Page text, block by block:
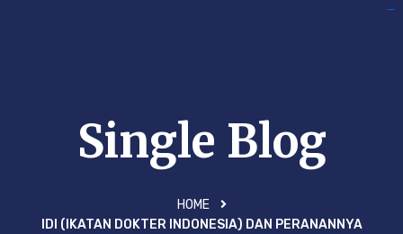
Single Blog
HOME
IDI (IKATAN DOKTER INDONESIA) DAN PERANANNYA